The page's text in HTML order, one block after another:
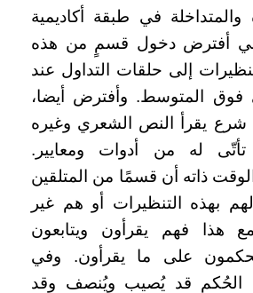
والمتداخلة في طبقة أكاديمية
أفترض دخول قسمٍ من هذه
إلى حلقات التداول عند
فوق المتوسط. وأفترض أيضا،
شرع يقرأ النص الشعري وغيره
له من أدوات ومعايير.
ذاته أن قسمًا من المتلقين
بهذه التنظيرات أو هم غير
هذا فهم يقرأون ويتابعون
على ما يقرأون. وفي
الحُكم قد يُصيب ويُنصف وقد